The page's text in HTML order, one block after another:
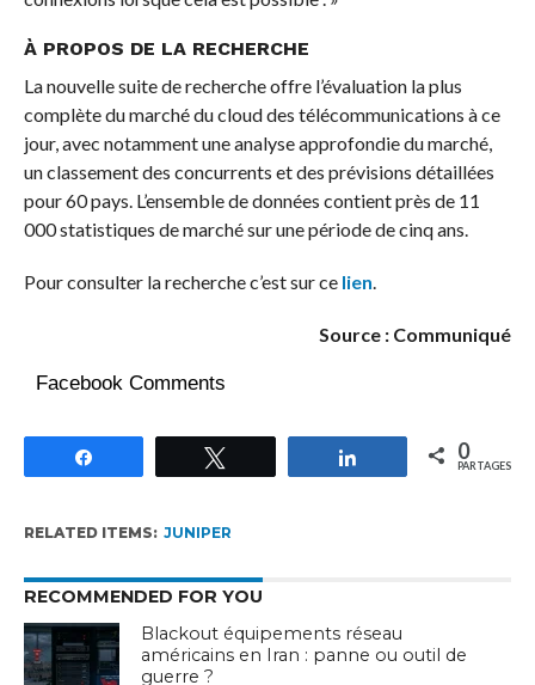
À PROPOS DE LA RECHERCHE
La nouvelle suite de recherche offre l’évaluation la plus
complète du marché du cloud des télécommunications à ce
jour, avec notamment une analyse approfondie du marché,
un classement des concurrents et des prévisions détaillées
pour 60 pays. L’ensemble de données contient près de 11
000 statistiques de marché sur une période de cinq ans.
Pour consulter la recherche c’est sur ce lien.
Source : Communiqué
Facebook Comments
Partagez 0
PARTAGES
RELATED ITEMS: JUNIPER
RECOMMENDED FOR YOU
Blackout équipements réseau
américains en Iran : panne ou outil de
guerre ?